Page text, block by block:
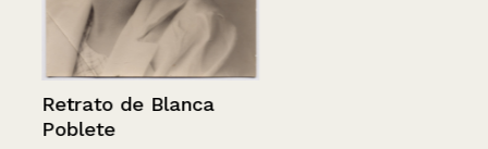
Retrato de Blanca
Poblete